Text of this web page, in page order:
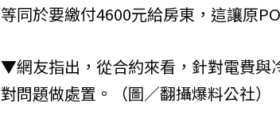
等同於要繳付4600元給房東，這讓原
▼網友指出，從合約來看，針對電費與
對問題做處置。（圖／翻攝爆料公社）